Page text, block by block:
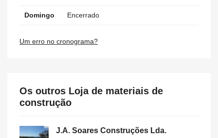
Domingo Encerrado
Um erro no cronograma?
Os outros Loja de materiais de
construção
J.A. Soares Construções Lda.